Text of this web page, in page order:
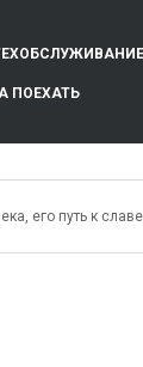
ПОЕХАТЬ
его путь к